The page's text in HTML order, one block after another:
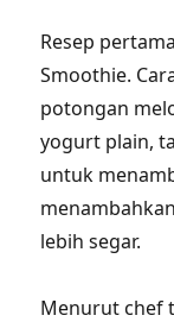
Resep
Smoothie.
potongan
yogurt plain,
untuk
lebih segar.
Menurut chef